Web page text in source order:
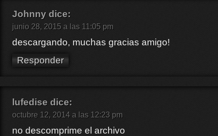
Johnny dice:
junio 28, 2015 a las 11:05 pm
descargando, muchas gracias amigo!
Responder
lufedise dice:
octubre 12, 2014 a las 12:23 pm
no descomprime el archivo